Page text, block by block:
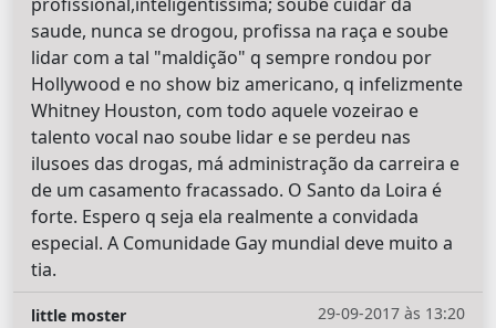
saude, nunca se drogou, profissa na raça e soube
lidar com a tal "maldição" q sempre rondou por
Hollywood e no show biz americano, q infelizmente
Whitney Houston, com todo aquele vozeirao e
talento vocal nao soube lidar e se perdeu nas
ilusoes das drogas, má administração da carreira e
de um casamento fracassado. O Santo da Loira é
forte. Espero q seja ela realmente a convidada
especial. A Comunidade Gay mundial deve muito a
tia.
29-09-2017 às 13:20
little moster